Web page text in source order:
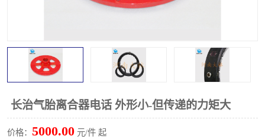
长治气胎离合器电话 外形小-但传递的力矩大
价格： 5000.00 元/件 起